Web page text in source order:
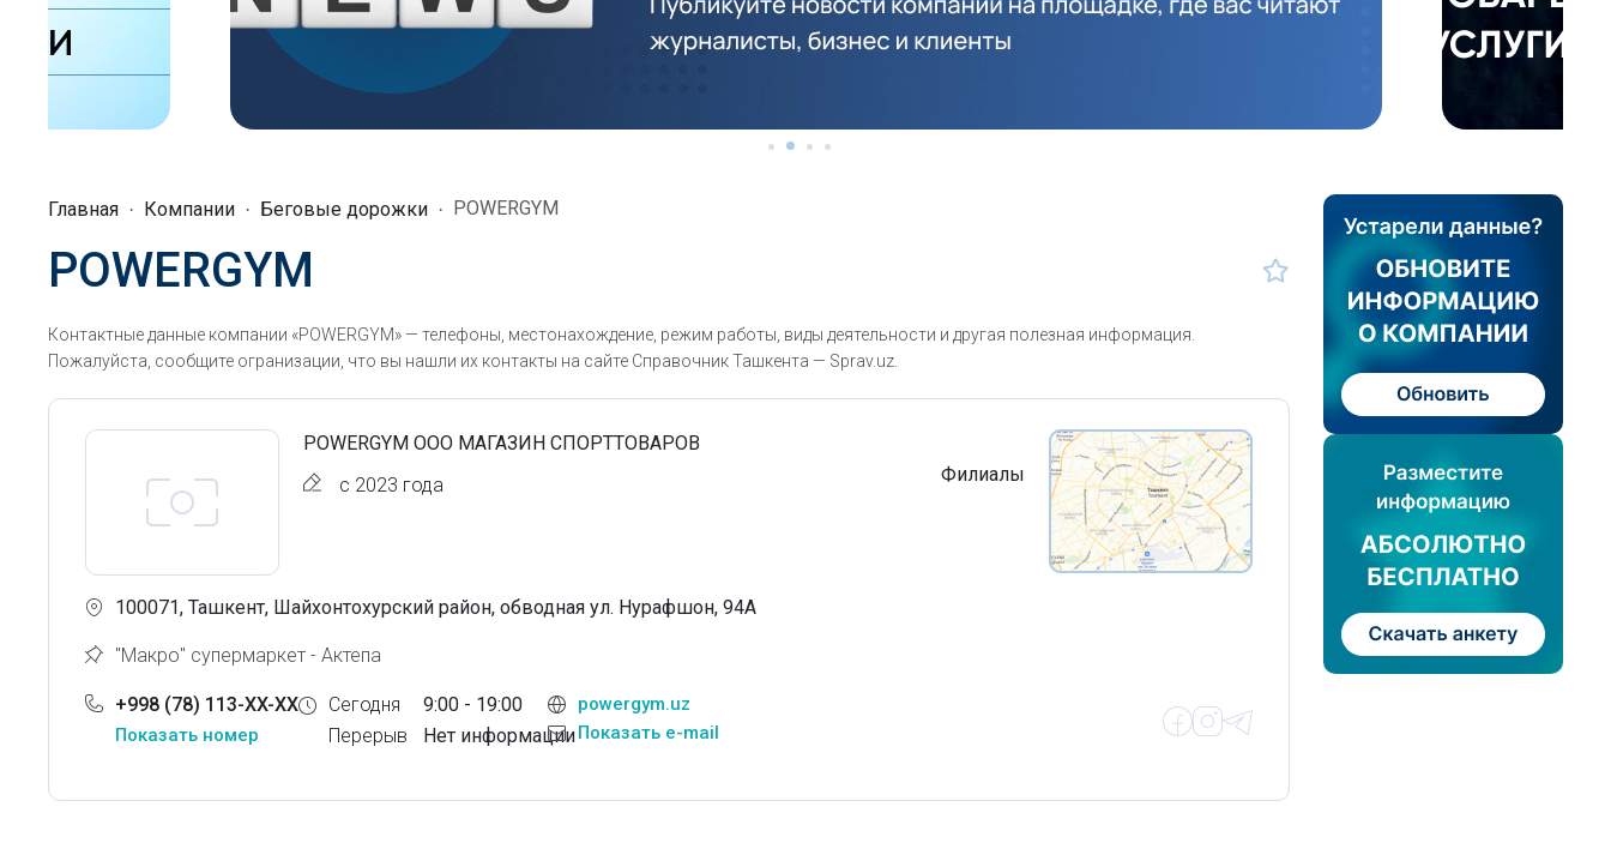
Главная Компании Беговые дорожки POWERGYM
POWERGYM
Контактные данные компании «POWERGYM» — телефоны, местонахождение, режим работы, виды деятельности и другая полезная информация.
Пожалуйста, сообщите огранизации, что вы нашли их контакты на сайте Справочник Ташкента — Sprav.uz.
POWERGYM ООО МАГАЗИН СПОРТТОВАРОВ
с 2023 года
Филиалы
100071, Ташкент, Шайхонтохурский район, обводная ул. Нурафшон, 94А
"Макро" супермаркет - Актепа
+998 (78) 113-XX-XX
Показать номер
Сегодня
Перерыв
9:00 - 19:00
Нет информации
powergym.uz
Показать e-mail